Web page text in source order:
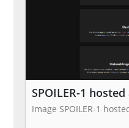
SPOILER-1
Image SPOILER-1